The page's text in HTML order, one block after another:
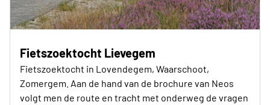
Fietszoektocht Lievegem
Fietszoektocht in Lovendegem, Waarschoot,
Zomergem. Aan de hand van de brochure van Neos
volgt men de route en tracht met onderweg de vragen